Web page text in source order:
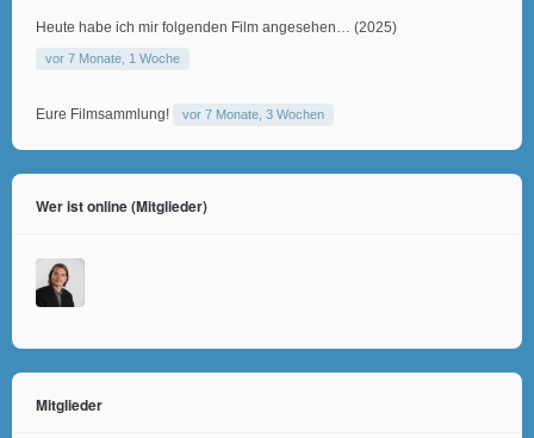
Heute habe ich mir folgenden Film angesehen… (2025)
vor 7 Monate, 1 Woche
Eure Filmsammlung! vor 7 Monate, 3 Wochen
Wer ist online (Mitglieder)
Mitglieder